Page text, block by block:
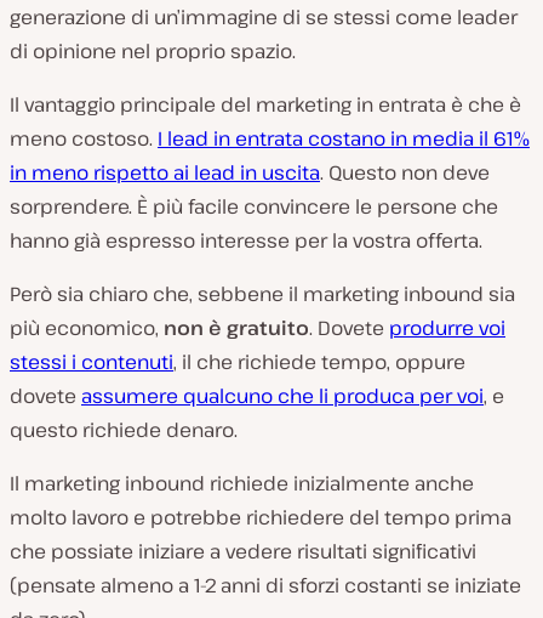
generazione di un’immagine di se stessi come leader
di opinione nel proprio spazio.
Il vantaggio principale del marketing in entrata è che è
meno costoso. I lead in entrata costano in media il 61%
in meno rispetto ai lead in uscita. Questo non deve
sorprendere. È più facile convincere le persone che
hanno già espresso interesse per la vostra offerta.
Però sia chiaro che, sebbene il marketing inbound sia
più economico, non è gratuito. Dovete produrre voi
stessi i contenuti, il che richiede tempo, oppure
dovete assumere qualcuno che li produca per voi, e
questo richiede denaro.
Il marketing inbound richiede inizialmente anche
molto lavoro e potrebbe richiedere del tempo prima
che possiate iniziare a vedere risultati significativi
(pensate almeno a 1-2 anni di sforzi costanti se iniziate